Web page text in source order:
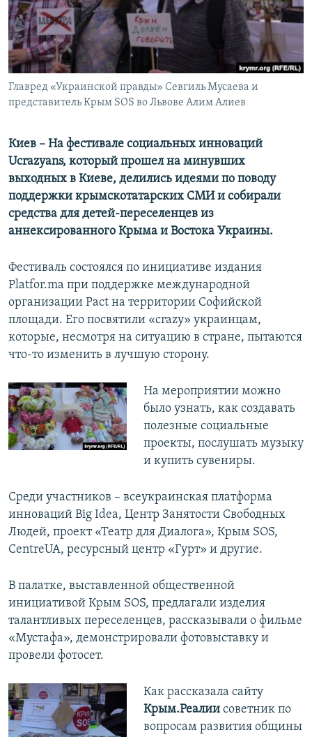
ПОБЕДИТЕЛЕЙ НЕ СУДЯТ?
КРЫМ.НЕПОКОРЕННЫЙ
ELIFBE
УКРАИНСКАЯ ПРОБЛЕМА КРЫМА
ПРИСОЕДИНЯЙТЕСЬ!
Все сайты RFE/RL
Главред «Украинской правды» Севгиль Мусаева и
представитель Крым SOS во Львове Алим Алиев
Киев – На фестивале социальных инноваций
Ucrazyans, который прошел на минувших
выходных в Киеве, делились идеями по поводу
поддержки крымскотатарских СМИ и собирали
средства для детей-переселенцев из
аннексированного Крыма и Востока Украины.
Фестиваль состоялся по инициативе издания
Platfor.ma при поддержке международной
организации Pact на территории Софийской
площади. Его посвятили «crazy» украинцам,
которые, несмотря на ситуацию в стране, пытаются
что-то изменить в лучшую сторону.
На мероприятии можно
было узнать, как создавать
полезные социальные
проекты, послушать музыку
и купить сувениры.
Среди участников – всеукраинская платформа
инноваций Big Idea, Центр Занятости Свободных
Людей, проект «Театр для Диалога», Крым SOS,
CentreUA, ресурсный центр «Гурт» и другие.
В палатке, выставленной общественной
инициативой Крым SOS, предлагали изделия
талантливых переселенцев, рассказывали о фильме
«Мустафа», демонстрировали фотовыставку и
провели фотосет.
Как рассказала сайту
Крым.Реалиисоветник по
вопросам развития общины